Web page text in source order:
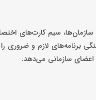
سازمان‌ها، سیم‌ کارت‌های
برنامه‌های لازم و ضروری
اعضای سازمانی می‌دهد.